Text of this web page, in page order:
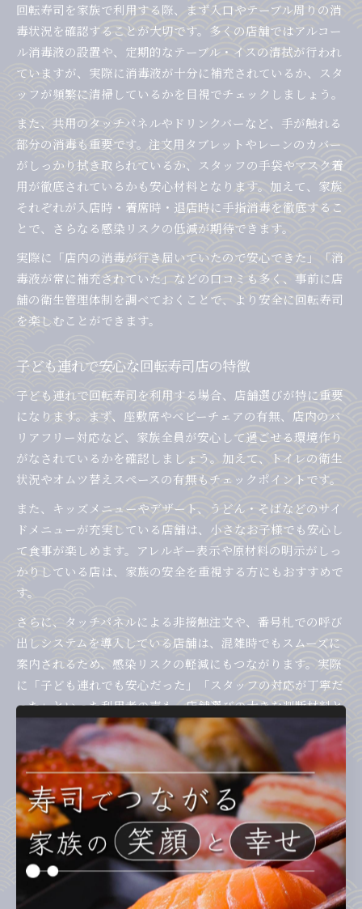
回転寿司を家族で利用する際、まず入口やテーブル周りの消
毒状況を確認することが大切です。多くの店舗ではアルコー
ル消毒液の設置や、定期的なテーブル・イスの清拭が行われ
ていますが、実際に消毒液が十分に補充されているか、スタ
ッフが頻繁に清掃しているかを目視でチェックしましょう。
また、共用のタッチパネルやドリンクバーなど、手が触れる
部分の消毒も重要です。注文用タブレットやレーンのカバー
がしっかり拭き取られているか、スタッフの手袋やマスク着
用が徹底されているかも安心材料となります。加えて、家族
それぞれが入店時・着席時・退店時に手指消毒を徹底するこ
とで、さらなる感染リスクの低減が期待できます。
実際に「店内の消毒が行き届いていたので安心できた」「消
毒液が常に補充されていた」などの口コミも多く、事前に店
舗の衛生管理体制を調べておくことで、より安全に回転寿司
を楽しむことができます。
子ども連れで安心な回転寿司店の特徴
子ども連れで回転寿司を利用する場合、店舗選びが特に重要
になります。まず、座敷席やベビーチェアの有無、店内のバ
リアフリー対応など、家族全員が安心して過ごせる環境作り
がなされているかを確認しましょう。加えて、トイレの衛生
状況やオムツ替えスペースの有無もチェックポイントです。
また、キッズメニューやデザート、うどん・そばなどのサイ
ドメニューが充実している店舗は、小さなお子様でも安心し
て食事が楽しめます。アレルギー表示や原材料の明示がしっ
かりしている店は、家族の安全を重視する方にもおすすめで
す。
さらに、タッチパネルによる非接触注文や、番号札での呼び
出しシステムを導入している店舗は、混雑時でもスムーズに
案内されるため、感染リスクの軽減にもつながります。実際
に「子ども連れでも安心だった」「スタッフの対応が丁寧だ
った」といった利用者の声も、店舗選びの大きな判断材料と
なります。
回転寿司で感染しにくい人の習慣とは
回転寿司で感染リスクを下げている人には共通した習慣があ
ります。まず、食事前後や共用部分を触った後には必ず手指
消毒を行うこと、マスクの着脱タイミングに気を配ることが
挙げられます。食事中は会話を控えめにし、マスクを外して
いる時間を最小限にする工夫も有効です。